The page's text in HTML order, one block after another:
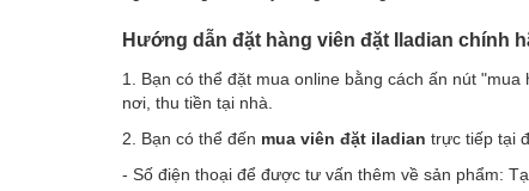
Hướng dẫn đặt hàng viên đặt Iladian chính
1. Bạn có thể đặt mua online bằng cách ấn nút
nơi, thu tiền tại nhà.
2. Bạn có thể đến mua viên đặt iladian trực tiếp tại
- Số điện thoại để được tư vấn thêm về sản phẩm: